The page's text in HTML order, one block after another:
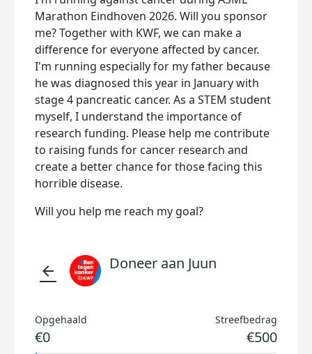
Marathon Eindhoven 2026. Will you sponsor
me? Together with KWF, we can make a
difference for everyone affected by cancer.
I'm running especially for my father because
he was diagnosed this year in January with
stage 4 pancreatic cancer. As a STEM student
myself, I understand the importance of
research funding. Please help me contribute
to raising funds for cancer research and
create a better chance for those facing this
horrible disease.
Will you help me reach my goal?
arrow_back Doneer aan Juun
Opgehaald
€0
Streefbedrag
€500